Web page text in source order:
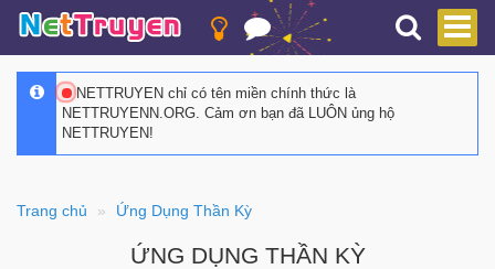
NETTRUYEN chỉ có tên miền chính thức là
NETTRUYENN.ORG. Cảm ơn bạn đã LUÔN ủng hộ
NETTRUYEN!
Trang chủ Ứng Dụng Thần Kỳ
ỨNG DỤNG THẦN KỲ